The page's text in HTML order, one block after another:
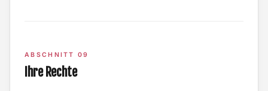
ABSCHNITT 09
Ihre Rechte